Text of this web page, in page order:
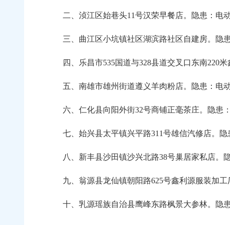
二、浈江区始巷头11号汉荣早餐店。隐患：电动
三、曲江区小坑镇社区湖滨路社区自建房。隐患
四、乐昌市535国道与328县道交叉口东南220米
五、南雄市雄州街道遵义羊肉粉店。隐患：电动
六、仁化县向阳外街32号商铺正毫茶庄。隐患：
七、始兴县太平镇兴平路311号雄信汽修店。隐
八、新丰县沙田镇沙兴北路38号巢居家私店。隐
九、翁源县龙仙镇朝阳路625号鑫利源服装加工
十、乳源瑶族自治县鹰峰东路枫景大参林。隐患